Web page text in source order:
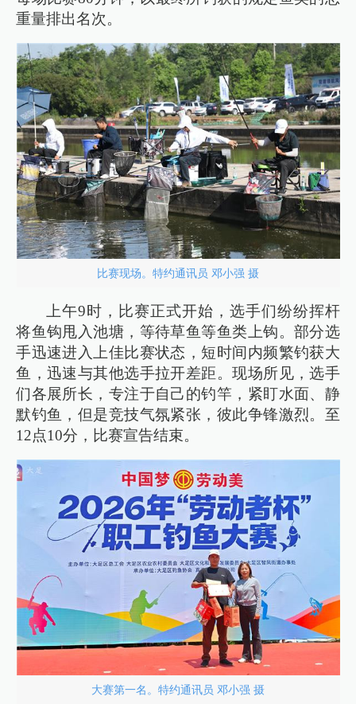
重量排出名次。
比赛现场。特约通讯员 邓小强 摄
上午9时，比赛正式开始，选手们纷纷挥杆
将鱼钩甩入池塘，等待草鱼等鱼类上钩。部分选
手迅速进入上佳比赛状态，短时间内频繁钓获大
鱼，迅速与其他选手拉开差距。现场所见，选手
们各展所长，专注于自己的钓竿，紧盯水面、静
默钓鱼，但是竞技气氛紧张，彼此争锋激烈。至
12点10分，比赛宣告结束。
大赛第一名。特约通讯员 邓小强 摄